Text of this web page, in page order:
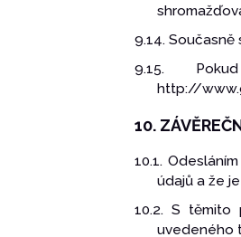
9.14.
9.15.
http://
10.
10.1.
údajů a že
10.2. S těmito
uvedeného